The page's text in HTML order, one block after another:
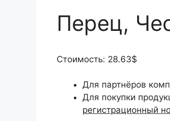
Перец,
Стоимость: 28.63$
Для партнёров
Для покупки
регистрационный